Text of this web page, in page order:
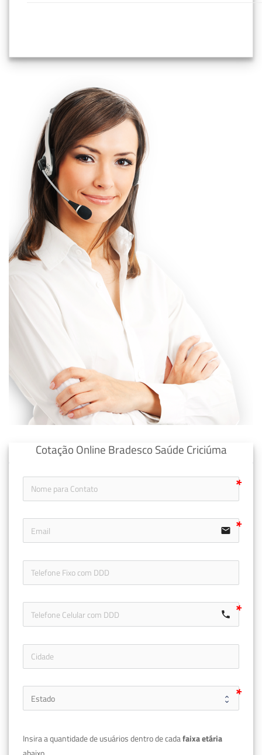
Cotação Online Bradesco Saúde Criciúma
email
call
Insira a quantidade de usuários dentro de cada